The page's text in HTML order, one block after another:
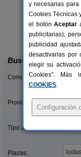
Casas
Las Navas
Buscar
Comunidades:
Provincias/Islas:
Tipo alquiler:
Plazas:
y necesarias
Cookies Técnicas
el botónAceptar
publicitarias),
publicidad
desactivarlas por
elegir su
Cookies”. Más
COOKIES.